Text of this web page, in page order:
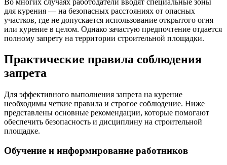
для курения — на безопасных расстояниях от опасных
участков, где не допускается использование открытого огня
или курение в целом. Однако зачастую предпочтение отдается
полному запрету на территории строительной площадки.
Практические правила соблюдения
запрета
Для эффективного выполнения запрета на курение
необходимы четкие правила и строгое соблюдение. Ниже
представлены основные рекомендации, которые помогают
обеспечить безопасность и дисциплину на строительной
площадке.
Обучение и информирование работников